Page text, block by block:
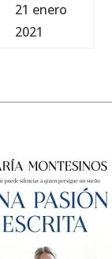
21 enero
2021